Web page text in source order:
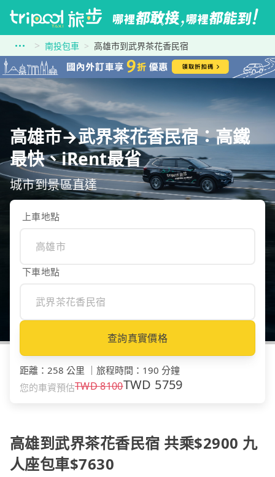
南投包車 高雄市到武界茶花香民宿
高雄市→武界茶花香民宿：高鐵
最快、iRent最省
城市到景區直達
上車地點
下車地點
查詢真實價格
距離 ： 258 公里 旅程時間 ： 190 分鐘
您的車資預估TWD8100TWD 5759
高雄到武界茶花香民宿 共乘$2900 九
人座包車$7630